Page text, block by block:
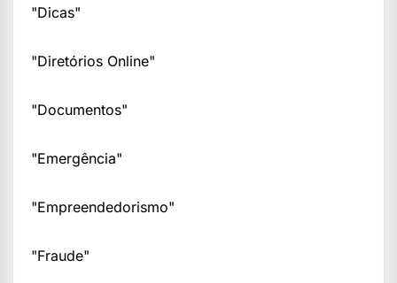
"Dicas"
"Diretórios Online"
"Documentos"
"Emergência"
"Empreendedorismo"
"Fraude"